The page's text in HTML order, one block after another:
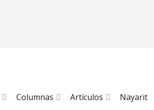
Columnas Artículos Nayarit